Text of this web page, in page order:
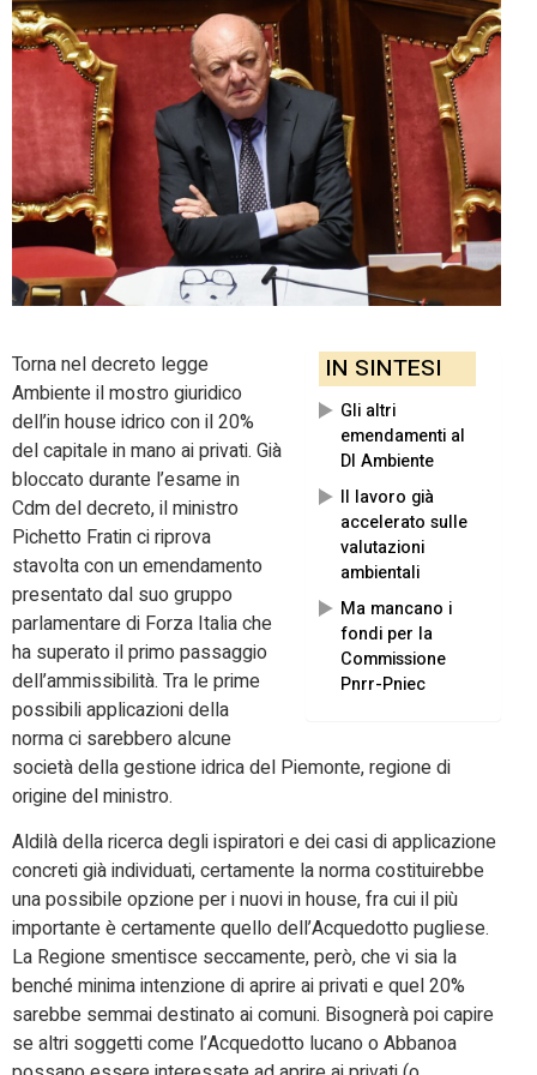
IN SINTESI
Gli altri
emendamenti al
Dl Ambiente
Il lavoro già
accelerato sulle
valutazioni
ambientali
Ma mancano i
fondi per la
Commissione
Pnrr-Pniec
Torna nel decreto legge
Ambiente il mostro giuridico
dell’in house idrico con il 20%
del capitale in mano ai privati. Già
bloccato durante l’esame in
Cdm del decreto, il ministro
Pichetto Fratin ci riprova
stavolta con un emendamento
presentato dal suo gruppo
parlamentare di Forza Italia che
ha superato il primo passaggio
dell’ammissibilità. Tra le prime
possibili applicazioni della
norma ci sarebbero alcune
società della gestione idrica del Piemonte, regione di
origine del ministro.
Aldilà della ricerca degli ispiratori e dei casi di applicazione
concreti già individuati, certamente la norma costituirebbe
una possibile opzione per i nuovi in house, fra cui il più
importante è certamente quello dell’Acquedotto pugliese.
La Regione smentisce seccamente, però, che vi sia la
benché minima intenzione di aprire ai privati e quel 20%
sarebbe semmai destinato ai comuni. Bisognerà poi capire
se altri soggetti come l’Acquedotto lucano o Abbanoa